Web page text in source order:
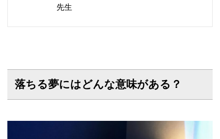
先生
落ちる夢にはどんな意味がある？